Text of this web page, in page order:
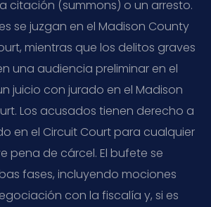
citación (summons) o un arresto.
se juzgan en el Madison County
mientras que los delitos graves
una audiencia preliminar en el
juicio con jurado en el Madison
Los acusados tienen derecho a
en el Circuit Court para cualquier
pena de cárcel. El bufete se
fases, incluyendo mociones
con la fiscalía y, si es